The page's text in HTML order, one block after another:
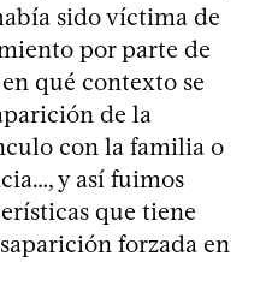
sido víctima de
por parte de
qué contexto se
de la
con la familia o
y así fuimos
que tiene
forzada en